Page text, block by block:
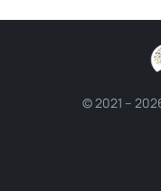
© 2021 –